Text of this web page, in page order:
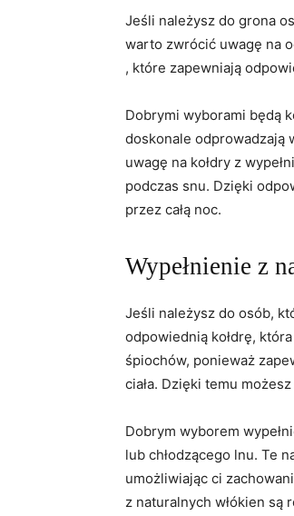
Jeśli ​należysz do grona
warto zwrócić‌ uwagę na⁣
, które​ zapewniają
Dobrymi wyborami⁤ będą
doskonale odprowadzają
uwagę na ⁣kołdry⁤ z⁢
podczas snu. Dzięki
‌przez całą noc.
Wypełnienie z
Jeśli należysz do osób,
odpowiednią kołdrę,
śpiochów, ponieważ
ciała.​ Dzięki temu
Dobrym wyborem
lub chłodzącego lnu. Te
umożliwiając ci
⁤z naturalnych włókien są